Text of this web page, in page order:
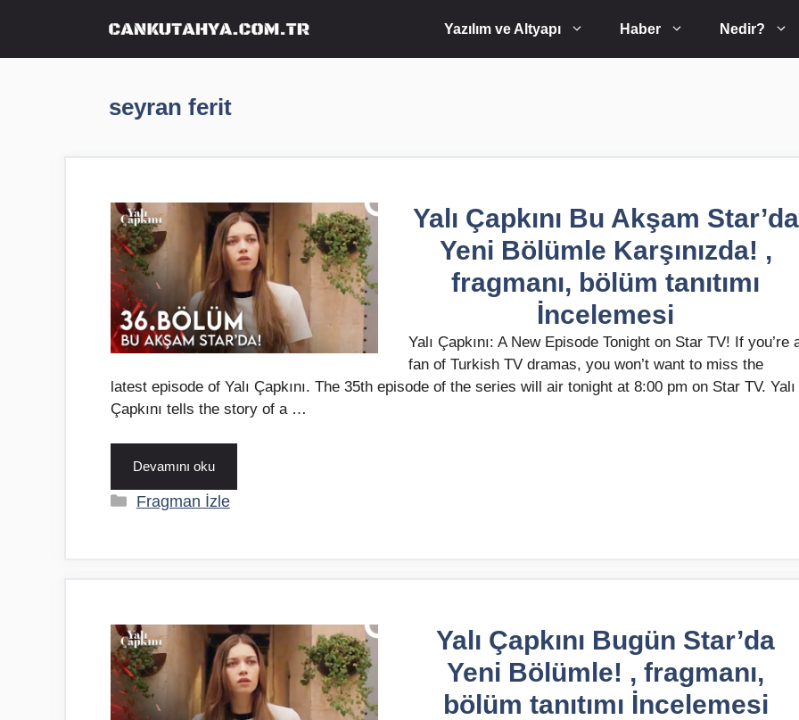
Yazılım ve Altyapı Haber Nedir?
seyran ferit
Yalı Çapkını Bu Akşam Star’da
Yeni Bölümle Karşınızda! ,
fragmanı, bölüm tanıtımı
İncelemesi
Yalı Çapkını: A New Episode Tonight on Star TV! If you’re
fan of Turkish TV dramas, you won’t want to miss the
latest episode of Yalı Çapkını. The 35th episode of the series will air tonight at 8:00 pm on Star TV. Yalı
Çapkını tells the story of a …
Devamını oku
Kategoriler
Fragman İzle
Yalı Çapkını Bugün Star’da
Yeni Bölümle! , fragmanı,
bölüm tanıtımı İncelemesi